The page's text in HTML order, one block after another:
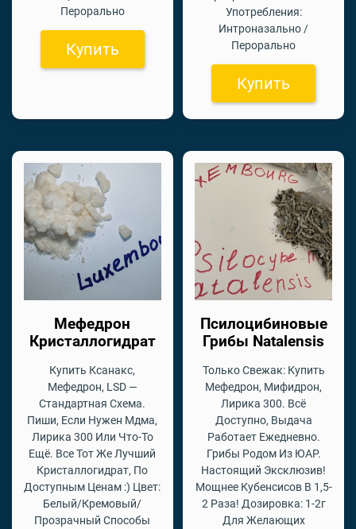
Перорально
Купить
Употребления:
Интроназально /
Перорально
Купить
Мефедрон
Кристаллогидрат
Купить Ксанакс,
Мефедрон, LSD —
Стандартная Схема.
Пиши, Если Нужен Мдма,
Лирика 300 Или Что-То
Ещё. Все Тот Же Лучший
Кристаллогидрат, По
Доступным Ценам :) Цвет:
Белый/Кремовый/
Прозрачный Способы
Псилоцибиновые
Грибы Natalensis
Только Свежак: Купить
Мефедрон, Мифидрон,
Лирика 300. Всё
Доступно, Выдача
Работает Ежедневно.
Грибы Родом Из ЮАР.
Настоящий Эксклюзив!
Мощнее Кубенсисов В 1,5-
2 Раза! Дозировка: 1-2г
Для Желающих